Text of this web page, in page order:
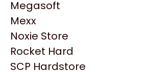
NZXT
PNY
Palit
Philips
Megasoft
Mexx
Noxie Store
Rocket Hard
SCP Hardstore
Productos
Similares